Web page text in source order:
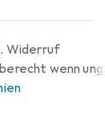
Widerruf
wenn